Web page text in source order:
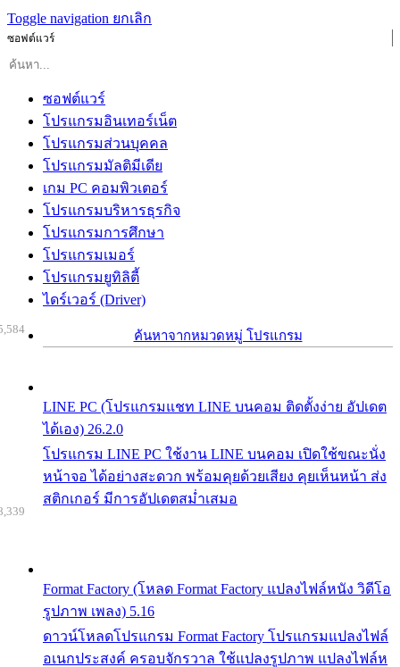
Toggle navigation ยกเลิก
ซอฟต์แวร์
ซอฟต์แวร์
โปรแกรมอินเทอร์เน็ต
โปรแกรมส่วนบุคคล
โปรแกรมมัลติมีเดีย
เกม PC คอมพิวเตอร์
โปรแกรมบริหารธุรกิจ
โปรแกรมการศึกษา
โปรแกรมเมอร์
โปรแกรมยูทิลิตี้
ไดร์เวอร์ (Driver)
ค้นหาจากหมวดหมู่ โปรแกรม
LINE PC (โปรแกรมแชท LINE บนคอม ติดตั้งง่าย อัปเดต
ได้เอง) 26.2.0
โปรแกรม LINE PC ใช้งาน LINE บนคอม เปิดใช้ขณะนั่ง
หน้าจอ ได้อย่างสะดวก พร้อมคุยด้วยเสียง คุยเห็นหน้า ส่ง
สติกเกอร์ มีการอัปเดตสม่ำเสมอ
Format Factory (โหลด Format Factory แปลงไฟล์หนัง วิดีโอ
รูปภาพ เพลง) 5.16
ดาวน์โหลดโปรแกรม Format Factory โปรแกรมแปลงไฟล์
อเนกประสงค์ ครอบจักรวาล ใช้แปลงรูปภาพ แปลงไฟล์ห